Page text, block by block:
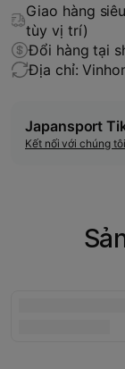
Giao hàng
tùy vị trí)
Đổi hàng tại
Địa chỉ:
Japansport
Kết nối với chúng tôi